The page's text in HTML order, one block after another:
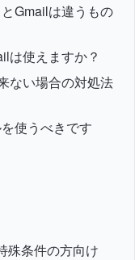
Gmailは違うもの
は使えますか？
ない場合の対処法
使うべきです
殊条件の方向け